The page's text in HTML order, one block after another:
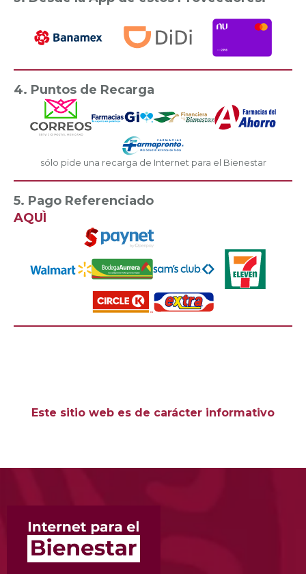
4. Puntos de Recarga
sólo pide una recarga de Internet para el Bienestar
5. Pago Referenciado
AQUÌ
Este sitio web es de carácter informativo